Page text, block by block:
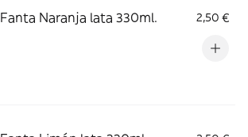
Fanta Naranja lata 330ml. 2,50 €